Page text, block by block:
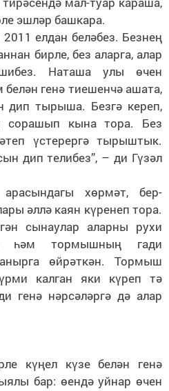
эшләр башкара.
елдан беләбез. Безнең
бирле, без аларга, алар
Наташа улы өчен
генә тиешенчә ашата,
тырыша. Безгә кереп,
сорашып кына тора. Без
үстерергә тырыштык.
дип телибез”, – ди Гүзәл
хөрмәт, бер-
әллә каян күренеп тора.
сынаулар аларны рухи
һәм тормышның гади
өйрәткән. Тормыш
калган яки күреп тә
генә нәрсәләргә дә алар
күңел күзе белән генә
бар: өендә уйнар өчен